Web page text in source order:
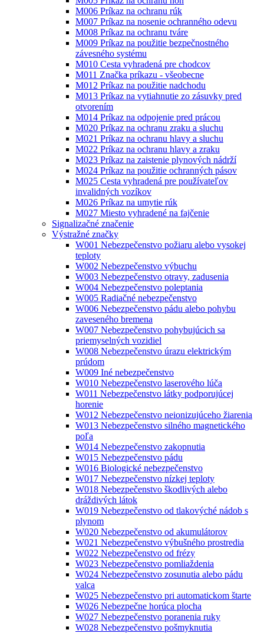
M006 Príkaz na ochranu rúk
M007 Príkaz na nosenie ochranného odevu
M008 Príkaz na ochranu tváre
M009 Príkaz na použitie bezpečnostného
závesného systému
M010 Cesta vyhradená pre chodcov
M011 Značka príkazu - všeobecne
M012 Príkaz na použitie nadchodu
M013 Príkaz na vytiahnutie zo zásuvky pred
otvorením
M014 Príkaz na odpojenie pred prácou
M020 Príkaz na ochranu zraku a sluchu
M021 Príkaz na ochranu hlavy a sluchu
M022 Príkaz na ochranu hlavy a zraku
M023 Príkaz na zaistenie plynových nádrží
M024 Príkaz na použitie ochranných pásov
M025 Cesta vyhradená pre používateľov
invalidných vozíkov
M026 Príkaz na umytie rúk
M027 Miesto vyhradené na fajčenie
Signalizačné značenie
Výstražné značky
W001 Nebezpečenstvo požiaru alebo vysokej
teploty
W002 Nebezpečenstvo výbuchu
W003 Nebezpečenstvo otravy, zadusenia
W004 Nebezpečenstvo poleptania
W005 Radiačné nebezpečenstvo
W006 Nebezpečenstvo pádu alebo pohybu
zaveseného bremena
W007 Nebezpečenstvo pohybujúcich sa
priemyselných vozidiel
W008 Nebezpečenstvo úrazu elektrickým
prúdom
W009 Iné nebezpečenstvo
W010 Nebezpečenstvo laserového lúča
W011 Nebezpečenstvo látky podporujúcej
horenie
W012 Nebezpečenstvo neionizujúceho žiarenia
W013 Nebezpečenstvo silného magnetického
poľa
W014 Nebezpečenstvo zakopnutia
W015 Nebezpečenstvo pádu
W016 Biologické nebezpečenstvo
W017 Nebezpečenstvo nízkej teploty
W018 Nebezpečenstvo škodlivých alebo
dráždivých látok
W019 Nebezpečenstvo od tlakovýché nádob s
plynom
W020 Nebezpečenstvo od akumulátorov
W021 Nebezpečenstvo výbušného prostredia
W022 Nebezpečenstvo od frézy
W023 Nebezpečenstvo pomliaždenia
W024 Nebezpečenstvo zosunutia alebo pádu
valca
W025 Nebezpečenstvo pri automatickom štarte
W026 Nebezpečne horúca plocha
W027 Nebezpečenstvo poranenia ruky
W028 Nebezpečenstvo pošmyknutia